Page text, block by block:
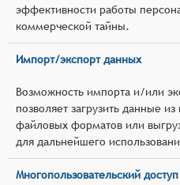
эффективности работы
коммерческой тайны.
Импорт/экспорт данных
Возможность импорта и/или
позволяет загрузить данные
файловых форматов или
для дальнейшего
Многопользовательский доступ